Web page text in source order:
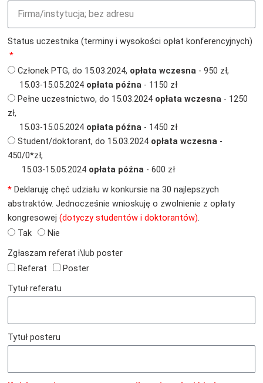
Status uczestnika (terminy i wysokości opłat konferencyjnych)
Członek PTG, do 15.03.2024, opłata wczesna - 950 zł,
15.03-15.05.2024 opłata późna - 1150 zł
Pełne uczestnictwo, do 15.03.2024 opłata wczesna - 1250
zł,
15.03-15.05.2024 opłata późna - 1450 zł
Student/doktorant, do 15.03.2024 opłata wczesna -
450/0*zł,
15.03-15.05.2024 opłata późna - 600 zł
* Deklaruję chęć udziału w konkursie na 30 najlepszych
abstraktów. Jednocześnie wnioskuję o zwolnienie z opłaty
kongresowej (dotyczy studentów i doktorantów).
Tak
Nie
Zgłaszam referat i\lub poster
Referat
Poster
Tytuł referatu
Tytuł posteru